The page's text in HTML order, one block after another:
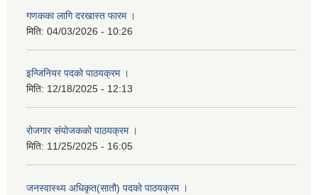
गणकका लागि दरखास्त फारम ।
मिति: 04/03/2026 - 10:26
इन्जिनियर पदको पाठयक्रम ।
मिति: 12/18/2025 - 12:13
रोजगार संयोजकको पाठयक्रम ।
मिति: 11/25/2025 - 16:05
जनस्वास्थ्य अधिकृत(सातौ) पदको पाठयक्रम ।